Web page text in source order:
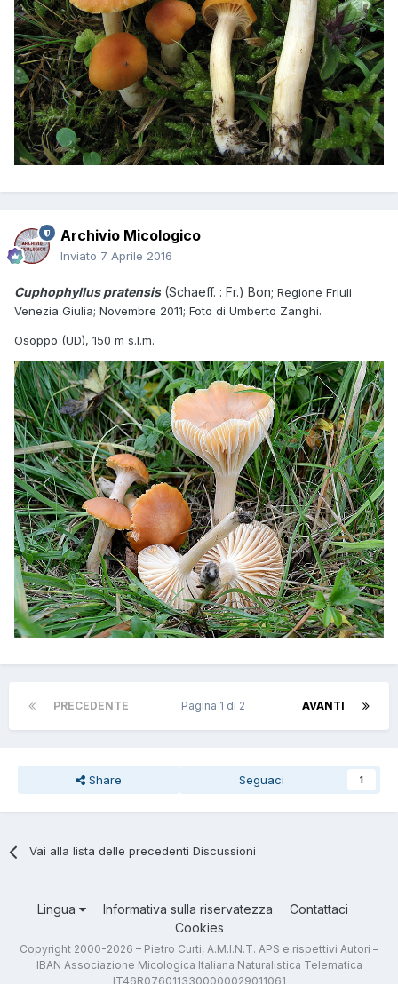
Archivio Micologico
Inviato 7 Aprile 2016
Cuphophyllus pratensis (Schaeff. : Fr.) Bon; Regione Friuli
Venezia Giulia; Novembre 2011; Foto di Umberto Zanghi.
Osoppo (UD), 150 m s.l.m.
PRECEDENTE AVANTI
Pagina 1 di 2
Share Seguaci 1
Vai alla lista delle precedenti Discussioni
Lingua Informativa sulla riservatezza
Contattaci
Cookies
Copyright 2000-2026 – Pietro Curti, A.M.I.N.T. APS e rispettivi Autori –
IBAN Associazione Micologica Italiana Naturalistica Telematica
IT46R0760113300000029011061